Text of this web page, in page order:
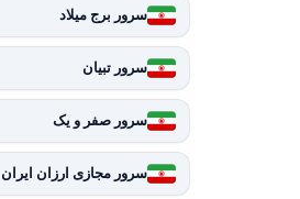
سرور برج میلاد
سرور تبیان
سرور صفر و یک
سرور مجازی ارزان ایران